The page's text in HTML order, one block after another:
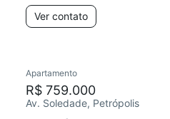
Ver contato
Apartamento
R$ 759.000
Av. Soledade, Petrópolis